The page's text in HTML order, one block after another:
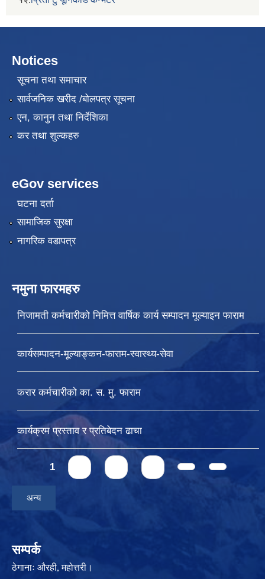
Notices
सूचना तथा समाचार
सार्वजनिक खरीद /बोलपत्र सूचना
एन, कानुन तथा निर्देशिका
कर तथा शुल्कहरु
eGov services
घटना दर्ता
सामाजिक सुरक्षा
नागरिक वडापत्र
नमुना फारमहरु
निजामती कर्मचारीको निमित्त वार्षिक कार्य सम्पादन मूल्याइन फाराम
कार्यसम्पादन-मूल्याङ्कन-फाराम-स्वास्थ्य-सेवा
करार कर्मचारीको का. स. मु. फाराम
कार्यक्रम प्रस्ताव र प्रतिबेदन ढाचा
Pages
1
अन्य
सम्पर्क
ठेगानाः औरही, महोत्तरी।